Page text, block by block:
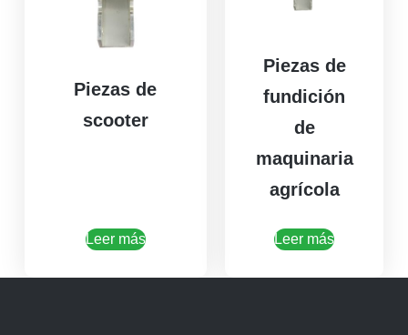
Piezas de
scooter
Leer más
Piezas de
fundición
de
maquinaria
agrícola
Leer más